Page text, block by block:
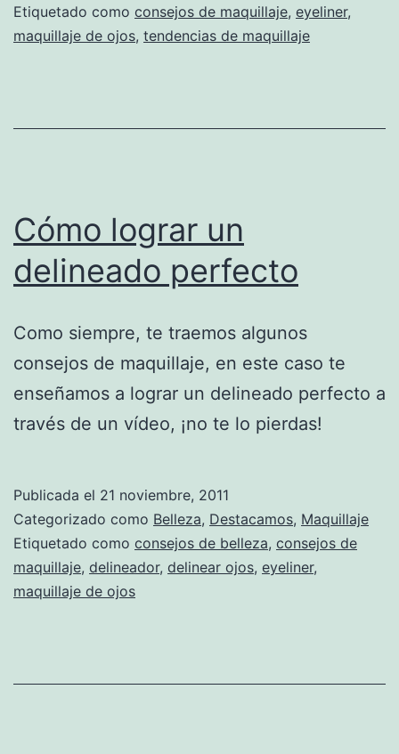
Etiquetado como consejos de maquillaje, eyeliner,
maquillaje de ojos, tendencias de maquillaje
Cómo lograr un
delineado perfecto
Como siempre, te traemos algunos
consejos de maquillaje, en este caso te
enseñamos a lograr un delineado perfecto a
través de un vídeo, ¡no te lo pierdas!
Publicada el 21 noviembre, 2011
Categorizado como Belleza, Destacamos, Maquillaje
Etiquetado como consejos de belleza, consejos de
maquillaje, delineador, delinear ojos, eyeliner,
maquillaje de ojos